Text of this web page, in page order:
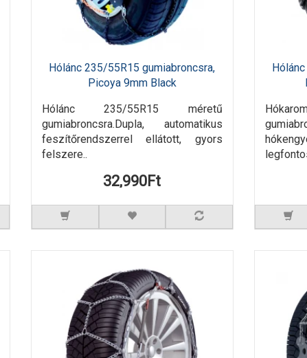
Hólánc 235/55R15 gumiabroncsra,
Picoya 9mm Black
Hólánc 235/55R15 méretű
gumiabroncsra.Dupla, automatikus
feszítőrendszerrel ellátott, gyors
felszere..
32,990Ft